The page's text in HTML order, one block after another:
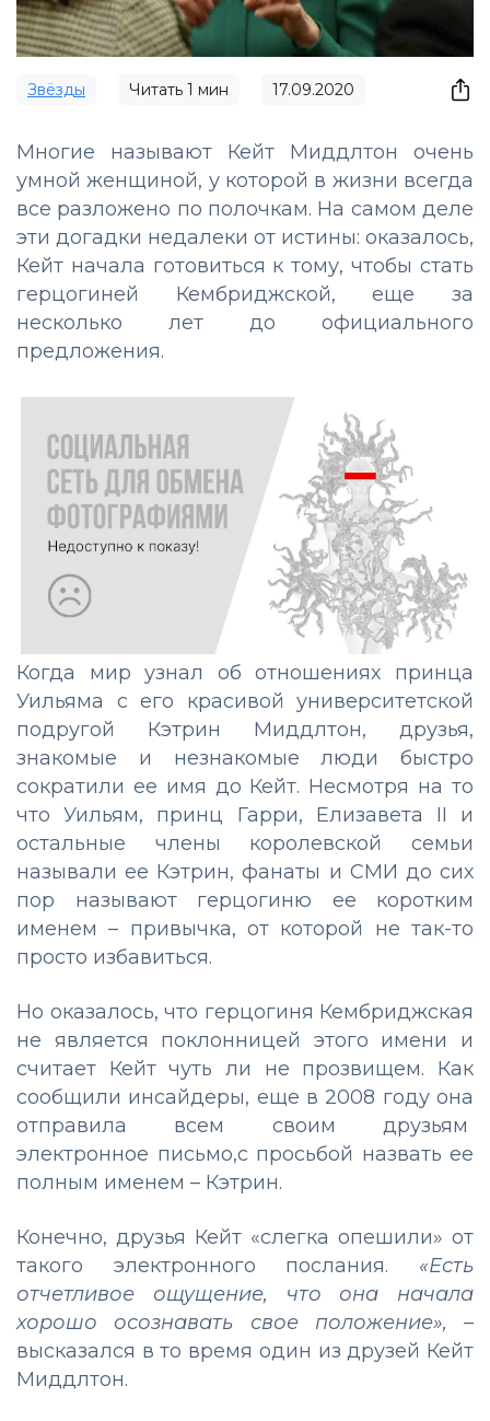
Звёзды Читать 1 мин 17.09.2020
Многие называют Кейт Миддлтон очень
умной женщиной, у которой в жизни всегда
все разложено по полочкам. На самом деле
эти догадки недалеки от истины: оказалось,
Кейт начала готовиться к тому, чтобы стать
герцогиней Кембриджской, еще за
несколько лет до официального
предложения.
Когда мир узнал об отношениях принца
Уильяма с его красивой университетской
подругой Кэтрин Миддлтон, друзья,
знакомые и незнакомые люди быстро
сократили ее имя до Кейт. Несмотря на то
что Уильям, принц Гарри, Елизавета II и
остальные члены королевской семьи
называли ее Кэтрин, фанаты и СМИ до сих
пор называют герцогиню ее коротким
именем – привычка, от которой не так-то
просто избавиться.
Но оказалось, что герцогиня Кембриджская
не является поклонницей этого имени и
считает Кейт чуть ли не прозвищем. Как
сообщили инсайдеры, еще в 2008 году она
отправила всем своим друзьям
электронное письмо,с просьбой назвать ее
полным именем – Кэтрин.
Конечно, друзья Кейт «слегка опешили» от
такого электронного послания. «Есть
отчетливое ощущение, что она начала
хорошо осознавать свое положение», –
высказался в то время один из друзей Кейт
Миддлтон.